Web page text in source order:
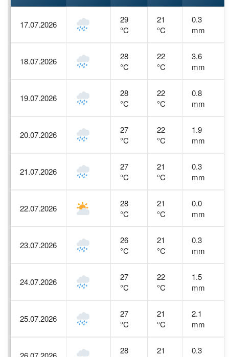
17.07.2026
29
°C
21
°C
0.3
mm
18.07.2026
28
°C
22
°C
3.6
mm
19.07.2026
28
°C
22
°C
0.8
mm
20.07.2026
27
°C
22
°C
1.9
mm
21.07.2026
27
°C
21
°C
0.3
mm
22.07.2026
28
°C
21
°C
0.0
mm
23.07.2026
26
°C
21
°C
0.3
mm
24.07.2026
27
°C
22
°C
1.5
mm
25.07.2026
27
°C
21
°C
2.1
mm
28
21
0.3